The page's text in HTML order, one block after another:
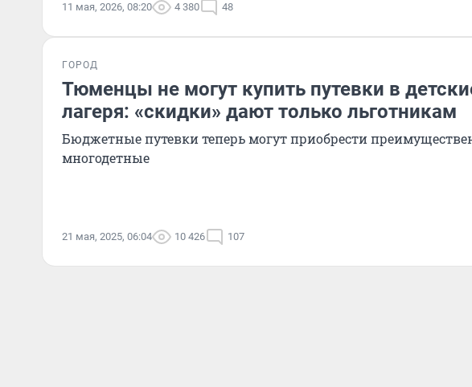
11 мая, 2026, 08:20 4 380 48
ГОРОД
Тюменцы не могут купить путевки в
лагеря: «скидки» дают только льготникам
Бюджетные путевки теперь могут приобрести
многодетные
21 мая, 2025, 06:04 10 426 107